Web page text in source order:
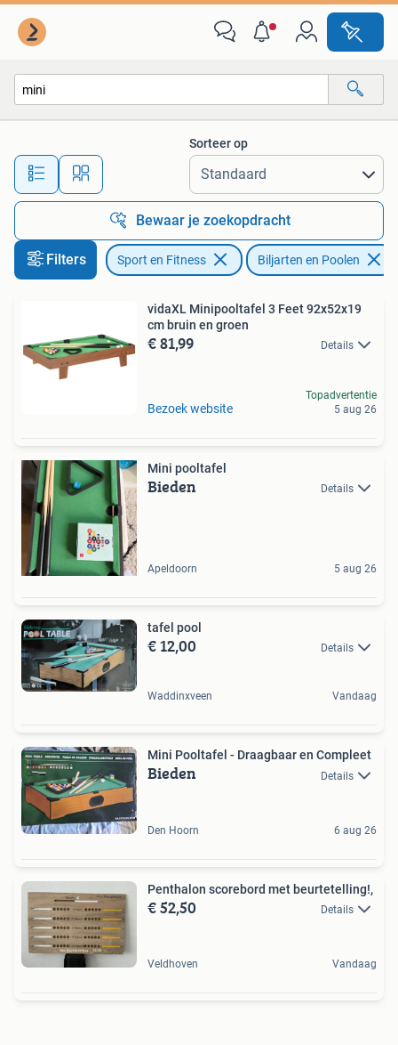
Alle afstanden…
Sorteer op
Bewaar je zoekopdracht
Filters Sport en Fitness Biljarten en Poolen
vidaXL Minipooltafel 3 Feet 92x52x19
cm bruin en groen
€ 81,99 Details
Bezoek website
Topadvertentie
5 aug 26
Mini pooltafel
Bieden Details
Apeldoorn 5 aug 26
tafel pool
€ 12,00 Details
Waddinxveen Vandaag
Mini Pooltafel - Draagbaar en Compleet
Bieden Details
Den Hoorn 6 aug 26
Penthalon scorebord met beurtetelling!,
€ 52,50 Details
Veldhoven Vandaag